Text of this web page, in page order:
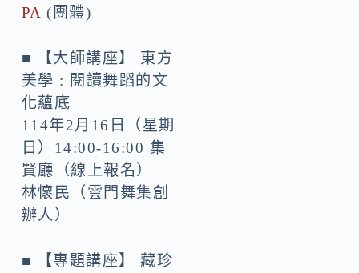
PA (團體)
■ 【大師講座】 東方
美學 : 閱讀舞蹈的文
化蘊底
114年2月16日（星期
日）14:00-16:00 集
賢廳（線上報名）
林懷民（雲門舞集創
辦人）
■ 【專題講座】 藏珍